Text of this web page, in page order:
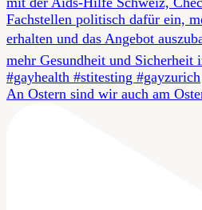
An Ostern sind wir auch am